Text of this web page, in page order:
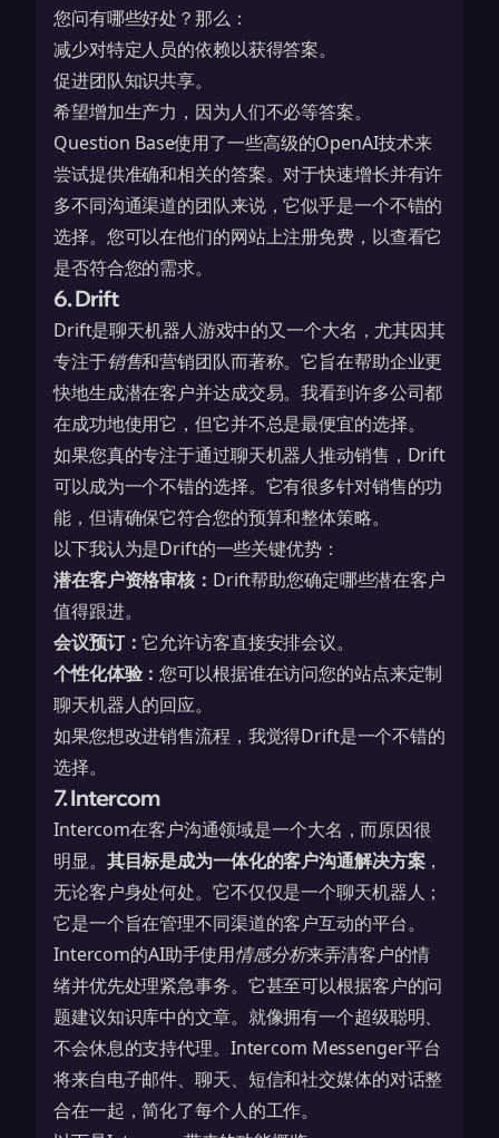
您问有哪些好处？那么：
减少对特定人员的依赖以获得答案。
促进团队知识共享。
希望增加生产力，因为人们不必等答案。
Question Base使用了一些高级的OpenAI技术来
尝试提供准确和相关的答案。对于快速增长并有许
多不同沟通渠道的团队来说，它似乎是一个不错的
选择。您可以在他们的网站上注册免费，以查看它
是否符合您的需求。
6. Drift
Drift是聊天机器人游戏中的又一个大名，尤其因其
专注于销售和营销团队而著称。它旨在帮助企业更
快地生成潜在客户并达成交易。我看到许多公司都
在成功地使用它，但它并不总是最便宜的选择。
如果您真的专注于通过聊天机器人推动销售，Drift
可以成为一个不错的选择。它有很多针对销售的功
能，但请确保它符合您的预算和整体策略。
以下我认为是Drift的一些关键优势：
潜在客户资格审核： Drift帮助您确定哪些潜在客户
值得跟进。
会议预订：它允许访客直接安排会议。
个性化体验：您可以根据谁在访问您的站点来定制
聊天机器人的回应。
如果您想改进销售流程，我觉得Drift是一个不错的
选择。
7. Intercom
Intercom在客户沟通领域是一个大名，而原因很
明显。 其目标是成为一体化的客户沟通解决方案，
无论客户身处何处。它不仅仅是一个聊天机器人；
它是一个旨在管理不同渠道的客户互动的平台。
Intercom的AI助手使用情感分析来弄清客户的情
绪并优先处理紧急事务。它甚至可以根据客户的问
题建议知识库中的文章。就像拥有一个超级聪明、
不会休息的支持代理。 Intercom Messenger平台
将来自电子邮件、聊天、短信和社交媒体的对话整
合在一起，简化了每个人的工作。